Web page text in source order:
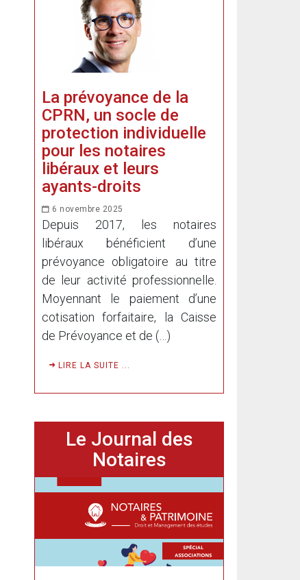
La prévoyance de la
CPRN, un socle de
protection individuelle
pour les notaires
libéraux et leurs
ayants-droits
6 novembre 2025
Depuis 2017, les notaires
libéraux bénéficient d’une
prévoyance obligatoire au titre
de leur activité professionnelle.
Moyennant le paiement d’une
cotisation forfaitaire, la Caisse
de Prévoyance et de (…)
LIRE LA SUITE ...
Le Journal des
Notaires